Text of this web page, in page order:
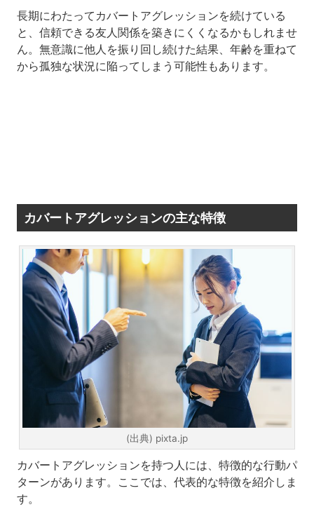
長期にわたってカバートアグレッションを続けている
と、信頼できる友人関係を築きにくくなるかもしれませ
ん。無意識に他人を振り回し続けた結果、年齢を重ねて
から孤独な状況に陥ってしまう可能性もあります。
カバートアグレッションの主な特徴
(出典) pixta.jp
カバートアグレッションを持つ人には、特徴的な行動パ
ターンがあります。ここでは、代表的な特徴を紹介しま
す。